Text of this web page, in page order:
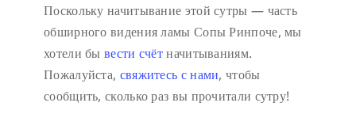
Поскольку начитывание этой сутры — часть
обширного видения ламы Сопы Ринпоче, мы
хотели бы вести счётначитываниям.
Пожалуйста, свяжитесь с нами, чтобы
сообщить, сколько раз вы прочитали сутру!